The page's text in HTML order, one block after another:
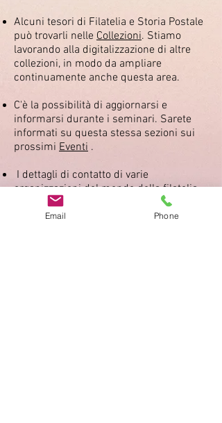
Alcuni tesori di Filatelia e Storia Postale
può trovarli nelle Collezioni. Stiamo
lavorando alla digitalizzazione di altre
collezioni, in modo da ampliare
continuamente anche questa area.
C'è la possibilità di aggiornarsi e
informarsi durante i seminari. Sarete
informati su questa stessa sezioni sui
prossimi Eventi .
I dettagli di contatto di varie
organizzazioni del mondo della filatelia
sono disponibili nella sezione
Links
Email Phone